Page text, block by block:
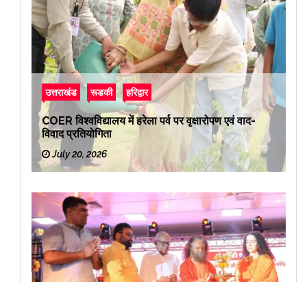
उत्तराखंड रूडकी हरिद्वार
COER विश्वविद्यालय में हरेला पर्व पर वृक्षारोपण एवं वाद-
विवाद प्रतियोगिता
July 20, 2026